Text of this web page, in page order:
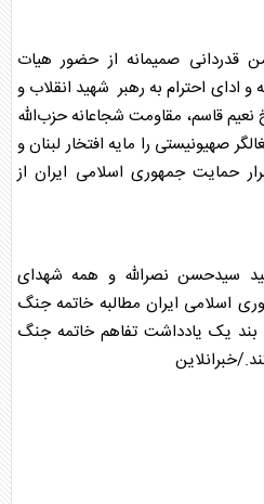
قدردانی صمیمانه از حضور هیات
و ادای احترام به رهبر شهید انقلاب و
قاسم، مقاومت شجاعانه حزب‌الله
صهیونیستی را مایه افتخار لبنان و
حمایت جمهوری اسلامی ایران از
سیدحسن نصرالله و همه شهدای
اسلامی ایران مطالبه خاتمه جنگ
بند یک یادداشت تفاهم خاتمه جنگ
خبرانلاین